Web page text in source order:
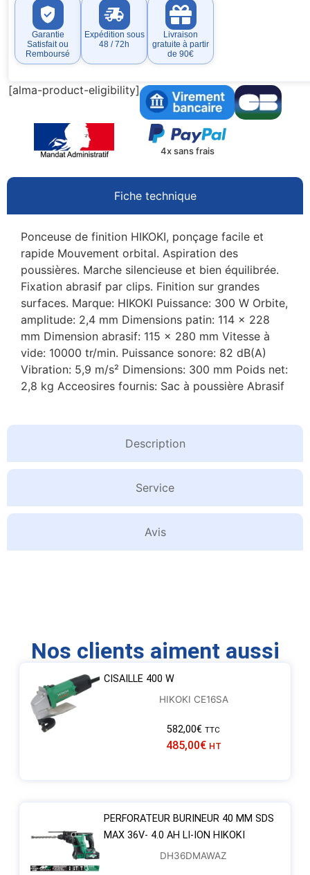
Garantie
Satisfait ou
Remboursé
Expédition sous
48 / 72h
Livraison
gratuite à partir
de 90€
[alma-product-eligibility]
4x sans frais
Fiche technique
Description
Service
Avis
Ponceuse de finition HIKOKI, ponçage facile et
rapide Mouvement orbital. Aspiration des
poussières. Marche silencieuse et bien équilibrée.
Fixation abrasif par clips. Finition sur grandes
surfaces. Marque: HIKOKI Puissance: 300 W Orbite,
amplitude: 2,4 mm Dimensions patin: 114 x 228
mm Dimension abrasif: 115 x 280 mm Vitesse à
vide: 10000 tr/min. Puissance sonore: 82 dB(A)
Vibration: 5,9 m/s² Dimensions: 300 mm Poids net:
2,8 kg Acceosires fournis: Sac à poussière Abrasif
Nos clients aiment aussi
CISAILLE 400 W
HIKOKI CE16SA
582,00€ TTC
485,00€ HT
PERFORATEUR BURINEUR 40 MM SDS
MAX 36V- 4.0 AH LI-ION HIKOKI
DH36DMAWAZ